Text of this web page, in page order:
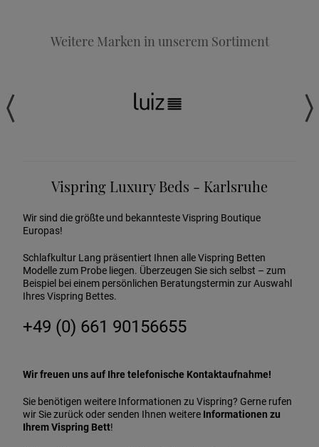
Weitere Marken in unserem Sortiment
Vispring Luxury Beds - Karlsruhe
Wir sind die größte und bekannteste Vispring Boutique
Europas!
Schlafkultur Lang präsentiert Ihnen alle Vispring Betten
Modelle zum Probe liegen. Überzeugen Sie sich selbst – zum
Beispiel bei einem persönlichen Beratungstermin zur Auswahl
Ihres Vispring Bettes.
+49 (0) 661 90156655
Wir freuen uns auf Ihre telefonische Kontaktaufnahme!
Sie benötigen weitere Informationen zu Vispring? Gerne rufen
wir Sie zurück oder senden Ihnen weitere Informationen zu
Ihrem Vispring Bett!